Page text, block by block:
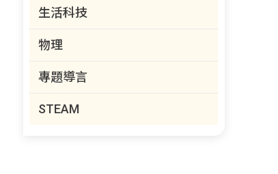
生活科技
物理
專題導言
STEAM